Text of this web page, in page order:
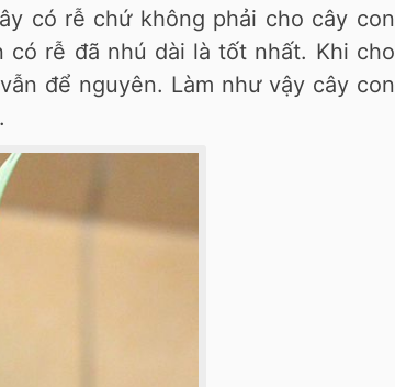
có rễ chứ không phải cho cây con
có rễ đã nhú dài là tốt nhất. Khi cho
để nguyên. Làm như vậy cây con